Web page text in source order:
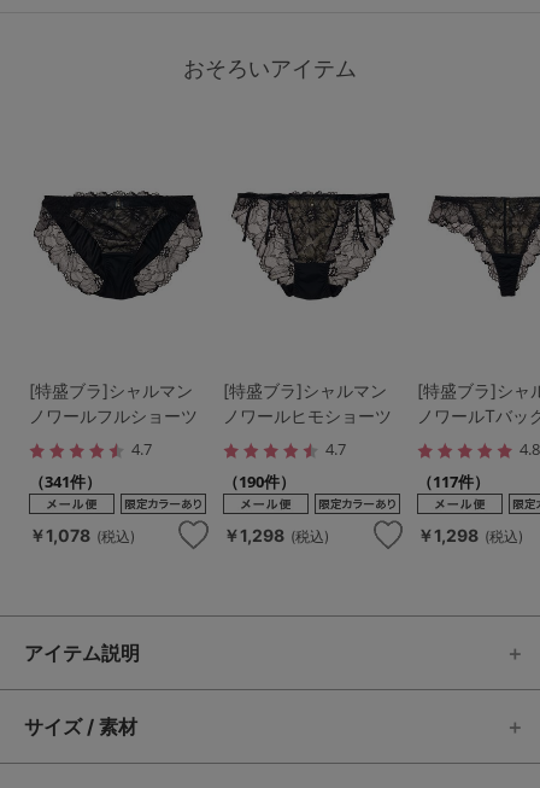
おそろいアイテム
[特盛ブラ]シャルマン
ノワールフルショーツ
4.7
（341件）
￥1,078 (税込)
[特盛ブラ]シャルマン
ノワールヒモショーツ
4.7
（190件）
￥1,298 (税込)
[特盛ブラ]シャ
ノワールTバッ
4.8
（117件）
￥1,298 (税込)
アイテム説明
サイズ / 素材